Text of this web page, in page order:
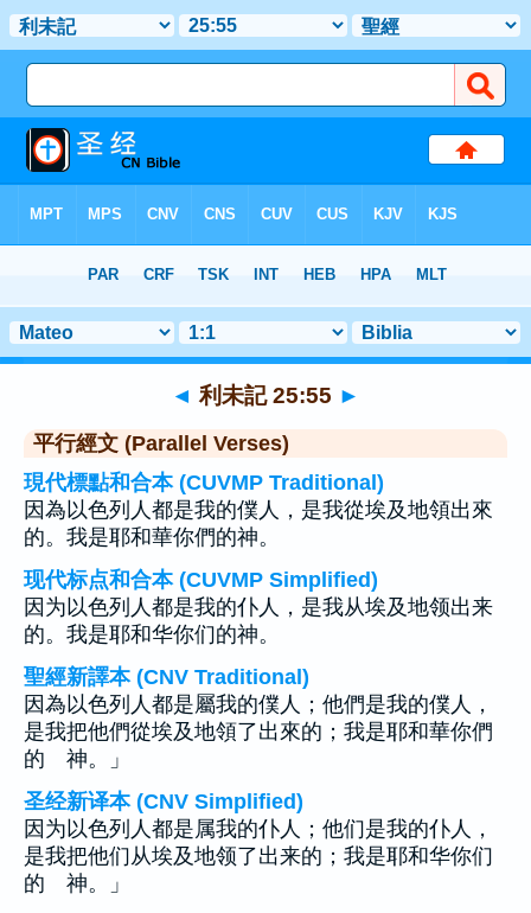
> 聖經金句 55
◄ 利未記 25:55 ►
平行經文 (Parallel Verses)
現代標點和合本 (CUVMP Traditional)
因為以色列人都是我的僕人，是我從埃及地領出來
的。我是耶和華你們的神。
现代标点和合本 (CUVMP Simplified)
因为以色列人都是我的仆人，是我从埃及地领出来
的。我是耶和华你们的神。
聖經新譯本 (CNV Traditional)
因為以色列人都是屬我的僕人；他們是我的僕人，
是我把他們從埃及地領了出來的；我是耶和華你們
的 神。」
圣经新译本 (CNV Simplified)
因为以色列人都是属我的仆人；他们是我的仆人，
是我把他们从埃及地领了出来的；我是耶和华你们
的 神。」